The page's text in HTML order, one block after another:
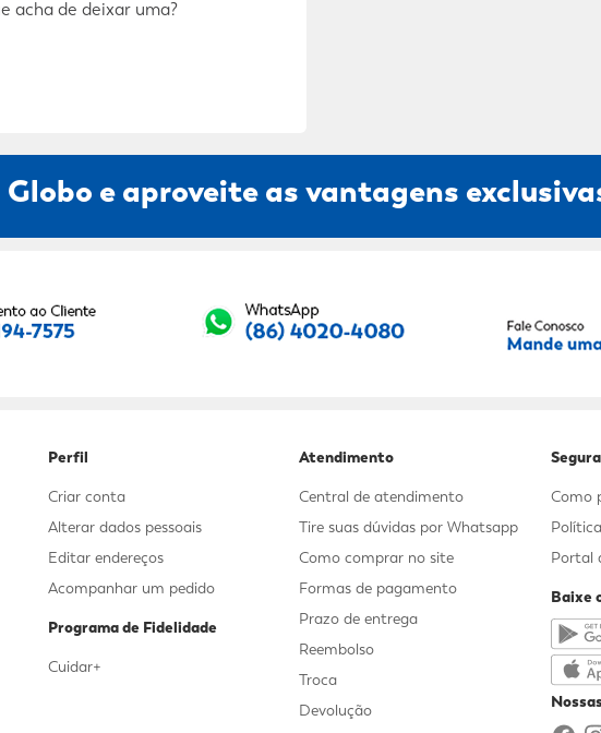
acha de deixar uma?
e aproveite as vantagens
RECEBER
Perfil
Criar conta
Alterar dados pessoais
Editar endereços
Acompanhar um pedido
Programa de Fidelidade
Cuidar+
Atendimento
Central de atendimento
Tire suas dúvidas por Whatsapp
Como comprar no site
Formas de pagamento
Prazo de entrega
Reembolso
Troca
Devolução
Como
Portal
Baixe